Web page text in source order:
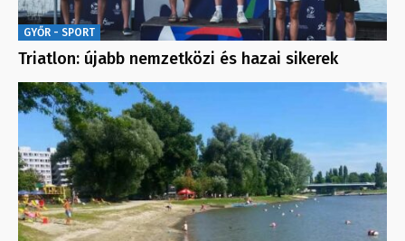
GYŐR - SPORT
Triatlon: újabb nemzetközi és hazai sikerek